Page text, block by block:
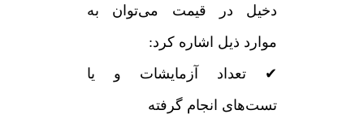
دخیل در قیمت می‌توان به
موارد ذیل اشاره کرد:
✔ تعداد آزمایشات و یا
تست‌های انجام گرفته